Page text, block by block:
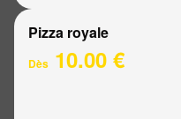
Pizza royale
Dès 10.00 €